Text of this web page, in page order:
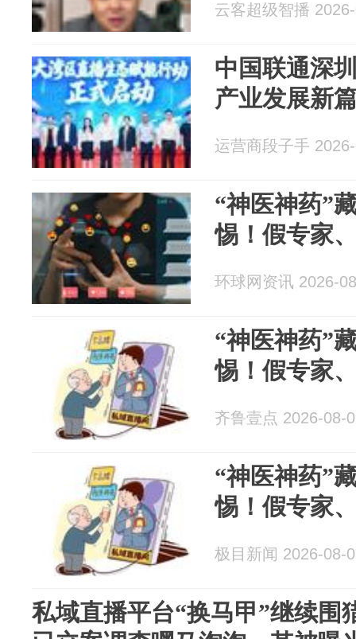
云客超级智播
中国联通深
产业发展新
运营商段子手
“神医神药”
惕！假专家
环球网资讯 2026-
“神医神药”
惕！假专家
齐鲁壹点 2026-08-
“神医神药”
惕！假专家
极目新闻 2026-08-
私域直播平台“换马甲”继续围